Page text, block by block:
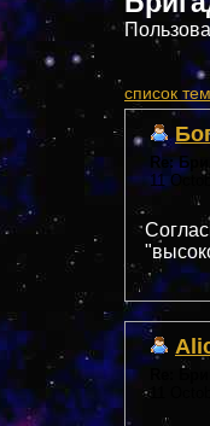
cписок тем
Re:
11
Re:
11